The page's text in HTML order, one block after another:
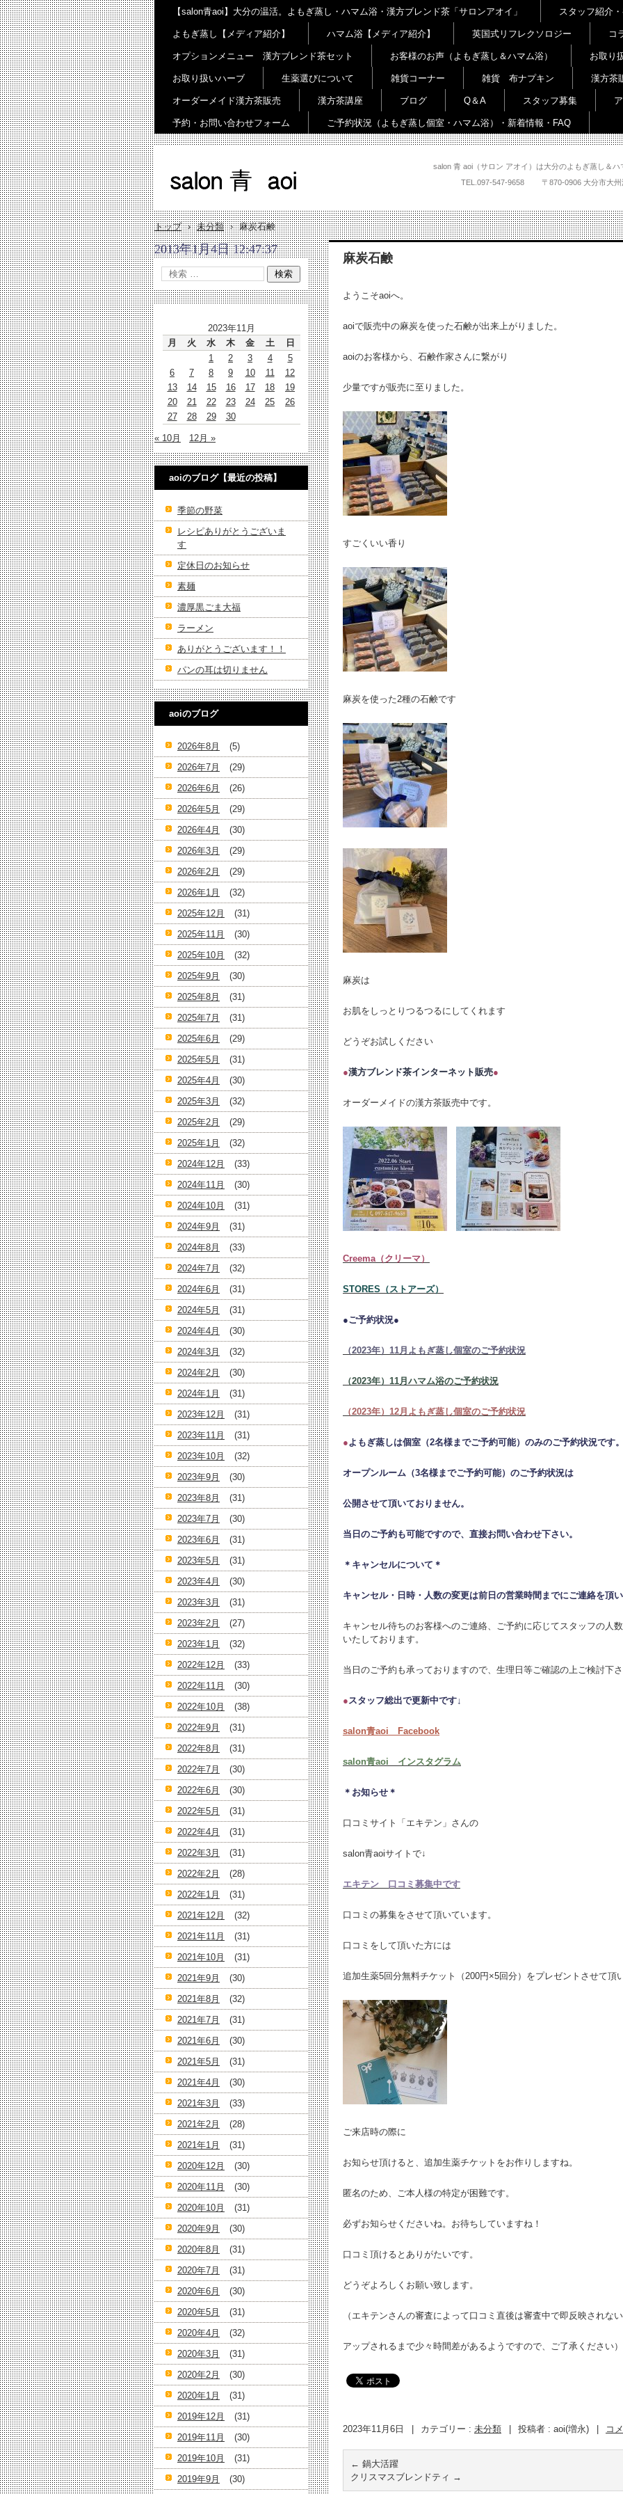
salon 青 aoi（サロン アオイ）は大分のよもぎ蒸し＆
TEL. 097-547-9658 〒870-0906 大分
【salon青aoi】大分の温活。よもぎ蒸し・ハマム浴・漢方ブレンド茶「サロンアオイ」 スタッフ紹介
よもぎ蒸し【メディア紹介】 ハマム浴【メディア紹介】 英国式リフレクソロジー コ
オプションメニュー 漢方ブレンド茶セット お客様のお声（よもぎ蒸し＆ハマム浴） お取り
お取り扱いハーブ 生薬選びについて 雑貨コーナー 雑貨 布ナプキン 漢方茶
オーダーメイド漢方茶販売 漢方茶講座 ブログ Q＆A スタッフ募集
予約・お問い合わせフォーム ご予約状況（よもぎ蒸し個室・ハマム浴）・新着情報・FAQ
トップ › 未分類 › 麻炭石鹸
麻炭石鹸
ようこそaoiへ。
aoiで販売中の麻炭を使った石鹸が出来上がりました。
aoiのお客様から、石鹸作家さんに繋がり
少量ですが販売に至りました。
すごくいい香り
麻炭を使った2種の石鹸です
麻炭は
お肌をしっとりつるつるにしてくれます
どうぞお試しください
●漢方ブレンド茶インターネット販売●
オーダーメイドの漢方茶販売中です。
Creema（クリーマ）
STORES（ストアーズ）
●ご予約状況●
（2023年）11月よもぎ蒸し個室のご予約状況
（2023年）11月ハマム浴のご予約状況
（2023年）12月よもぎ蒸し個室のご予約状況
●よもぎ蒸しは個室（2名様までご予約可能）のみのご予約状況です
オープンルーム（3名様までご予約可能）のご予約状況は
公開させて頂いておりません。
当日のご予約も可能ですので、直接お問い合わせ下さい。
＊キャンセルについて＊
キャンセル・日時・人数の変更は前日の営業時間までにご連絡を頂
キャンセル待ちのお客様へのご連絡、ご予約に応じてスタッフの人
いたしております。
当日のご予約も承っておりますので、生理日等ご確認の上ご検討下
●スタッフ総出で更新中です↓
salon青aoi Facebook
salon青aoi インスタグラム
＊お知らせ＊
口コミサイト「エキテン」さんの
salon青aoiサイトで↓
エキテン 口コミ募集中です
口コミの募集をさせて頂いています。
口コミをして頂いた方には
追加生薬5回分無料チケット（200円×5回分）をプレゼントさせて頂
ご来店時の際に
お知らせ頂けると、追加生薬チケットをお作りしますね。
匿名のため、ご本人様の特定が困難です。
必ずお知らせくださいね。お待ちしていますね！
口コミ頂けるとありがたいです。
どうぞよろしくお願い致します。
（エキテンさんの審査によって口コミ直後は審査中で即反映されな
アップされるまで少々時間差があるようですので、ご了承ください）
2023年11月6日 カテゴリー : 未分類 投稿者 : aoi(増永) コ
← 鍋大活躍
クリスマスブレンドティ →
2013年1月4日 12:47:37
2023年11月
月
火 水 木 金 土
日
1
2 3 4
5
6
7 8 9 10 11
12
13
14 15 16 17 18
19
20
21 22 23 24 25
26
27
28 29 30
« 10月 12月 »
aoiのブログ【最近の投稿】
季節の野菜
レシピありがとうございま
す
定休日のお知らせ
素麺
濃厚黒ごま大福
ラーメン
ありがとうございます！！
パンの耳は切りません
aoiのブログ
2026年8月
(5)
2026年7月
(29)
2026年6月
(26)
2026年5月
(29)
2026年4月
(30)
2026年3月
(29)
2026年2月
(29)
2026年1月
(32)
2025年12月
(31)
2025年11月
(30)
2025年10月
(32)
2025年9月
(30)
2025年8月
(31)
2025年7月
(31)
2025年6月
(29)
2025年5月
(31)
2025年4月
(30)
2025年3月
(32)
2025年2月
(29)
2025年1月
(32)
2024年12月
(33)
2024年11月
(30)
2024年10月
(31)
2024年9月
(31)
2024年8月
(33)
2024年7月
(32)
2024年6月
(31)
2024年5月
(31)
2024年4月
(30)
2024年3月
(32)
2024年2月
(30)
2024年1月
(31)
2023年12月
(31)
2023年11月
(31)
2023年10月
(32)
2023年9月
(30)
2023年8月
(31)
2023年7月
(30)
2023年6月
(31)
2023年5月
(31)
2023年4月
(30)
2023年3月
(31)
2023年2月
(27)
2023年1月
(32)
2022年12月
(33)
2022年11月
(30)
2022年10月
(38)
2022年9月
(31)
2022年8月
(31)
2022年7月
(30)
2022年6月
(30)
2022年5月
(31)
2022年4月
(31)
2022年3月
(31)
2022年2月
(28)
2022年1月
(31)
2021年12月
(32)
2021年11月
(31)
2021年10月
(31)
2021年9月
(30)
2021年8月
(32)
2021年7月
(31)
2021年6月
(30)
2021年5月
(31)
2021年4月
(30)
2021年3月
(33)
2021年2月
(28)
2021年1月
(31)
2020年12月
(30)
2020年11月
(30)
2020年10月
(31)
2020年9月
(30)
2020年8月
(31)
2020年7月
(31)
2020年6月
(30)
2020年5月
(31)
2020年4月
(32)
2020年3月
(31)
2020年2月
(30)
2020年1月
(31)
2019年12月
(31)
2019年11月
(30)
2019年10月
(31)
2019年9月
(30)